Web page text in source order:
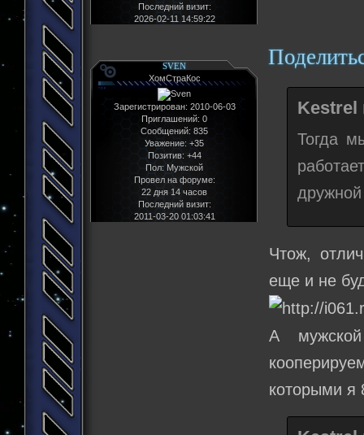
Последний визит:
2026-02-11 14:59:22
SVEN
ХомСтраКос
Зарегистрирован: 2010-06-03
Приглашений: 0
Сообщений: 835
Уважение: +35
Позитив: +44
Пол:Мужской
Провел на форуме:
22 дня 14 часов
Последний визит:
2011-03-20 01:03:41
Kestrel
Тогда
Чтож,
еще и не
А
которыми я